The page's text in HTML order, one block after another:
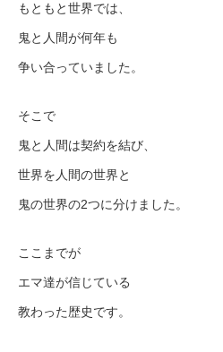
もともと世界では、
鬼と人間が何年も
争い合っていました。
そこで
鬼と人間は契約を結び、
世界を人間の世界と
鬼の世界の2つに分けました。
ここまでが
エマ達が信じている
教わった歴史です。